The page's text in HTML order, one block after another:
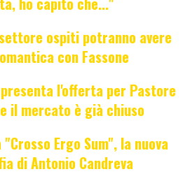
ospiti potranno avere
con Fassone
presenta l'offerta per Pastore
il mercato è già chiuso
"Crosso Ergo Sum", la nuova
di Antonio Candreva